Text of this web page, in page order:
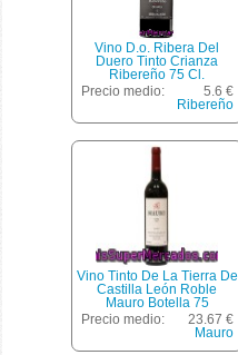
Vino D.o. Ribera Del
Duero Tinto Crianza
Ribereño 75 Cl.
Precio medio:
5.6 €
Ribereño
Vino Tinto De La Tierra De
Castilla León Roble
Mauro Botella 75
Centilitros
Precio medio:
23.67 €
Mauro